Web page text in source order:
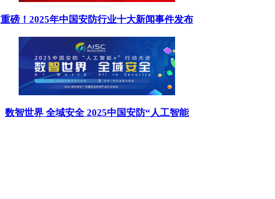
重磅！2025年中国安防行业十大新闻事件发布
数智世界 全域安全 2025中国安防“人工智能